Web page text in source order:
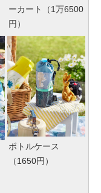
ーカート（1万6500
円）
ボトルケース
（1650円）